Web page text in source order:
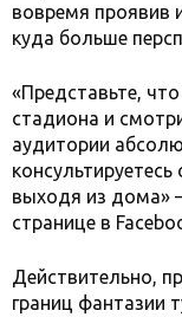
вовремя проявив
куда больше
«Представьте,
стадиона и
аудитории
выходя из дома»
странице в
Действительно,
границ фантазии